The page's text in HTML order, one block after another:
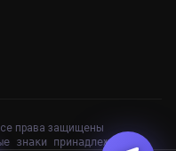
права защищены
принадлежат